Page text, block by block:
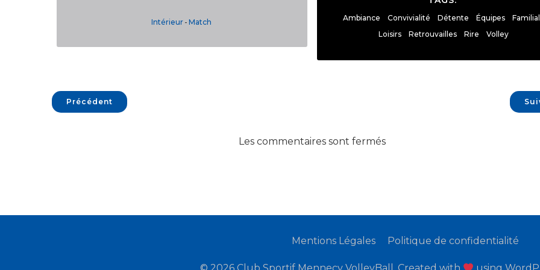
Intérieur - Match Ambiance Convivialité Détente Équipes
Loisirs
Retrouvailles Rire Volley
Précédent
Les commentaires sont fermés
Mentions Légales Politique de confidentialité